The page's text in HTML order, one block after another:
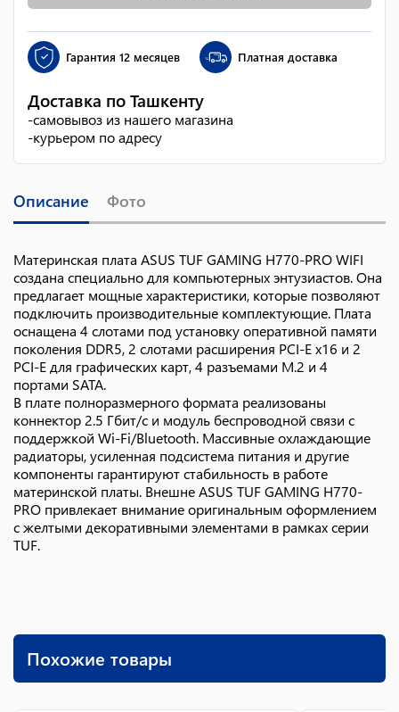
Гарантия 12 месяцев Платная доставка
Доставка по Ташкенту
-самовывоз из нашего магазина
-курьером по адресу
Описание Фото
Материнская плата ASUS TUF GAMING H770-PRO WIFI
создана специально для компьютерных энтузиастов. Она
предлагает мощные характеристики, которые позволяют
подключить производительные комплектующие. Плата
оснащена 4 слотами под установку оперативной памяти
поколения DDR5, 2 слотами расширения PCI-E x16 и 2
PCI-E для графических карт, 4 разъемами M.2 и 4
портами SATA.
В плате полноразмерного формата реализованы
коннектор 2.5 Гбит/с и модуль беспроводной связи с
поддержкой Wi-Fi/Bluetooth. Массивные охлаждающие
радиаторы, усиленная подсистема питания и другие
компоненты гарантируют стабильность в работе
материнской платы. Внешне ASUS TUF GAMING H770-
PRO привлекает внимание оригинальным оформлением
с желтыми декоративными элементами в рамках серии
TUF.
Похожие товары